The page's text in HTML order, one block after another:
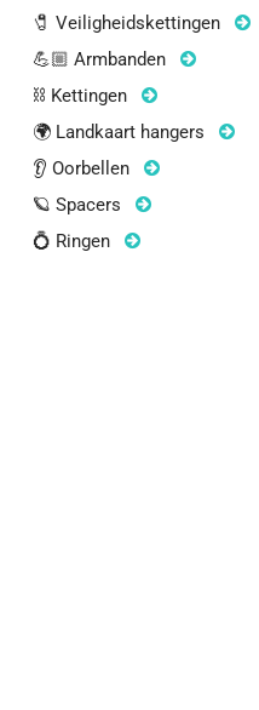
🧷 Veiligheidskettingen
💪🏼 Armbanden
⛓ Kettingen
🌍 Landkaart hangers
👂 Oorbellen
🪐 Spacers
💍 Ringen